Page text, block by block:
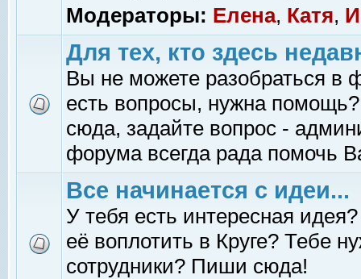
Модераторы: Елена, Катя,
Для тех, кто здесь
Вы не можете разобраться в
есть вопросы, нужна помощь?
сюда, задайте вопрос -
форума всегда рада помочь
Все начинается с идеи...
У тебя есть интересная
её воплотить в Круге? Тебе
сотрудники? Пиши сюда!